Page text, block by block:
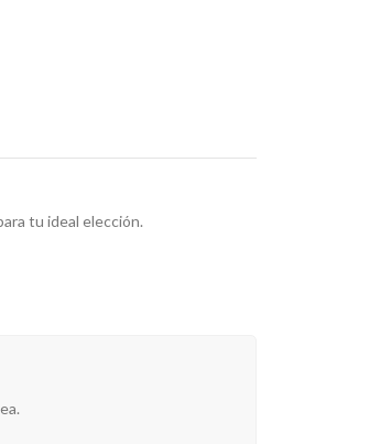
tu ideal elección.